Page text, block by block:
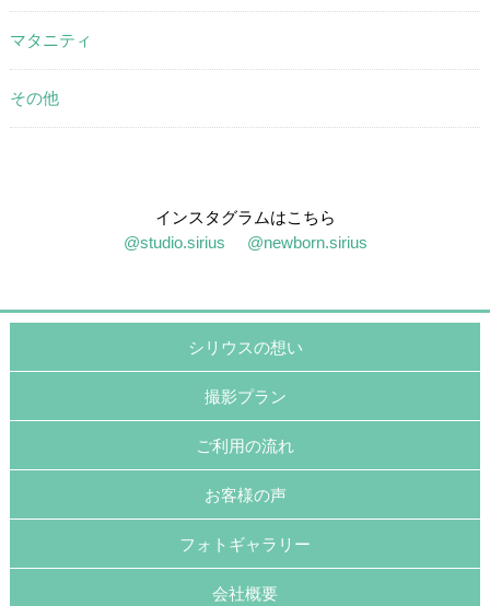
マタニティ
その他
インスタグラムはこちら
@studio.sirius
@newborn.sirius
シリウスの想い
撮影プラン
ご利用の流れ
お客様の声
フォトギャラリー
会社概要